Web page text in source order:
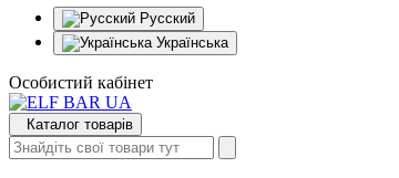
Русский
Українська
Особистий кабінет
Каталог товарів